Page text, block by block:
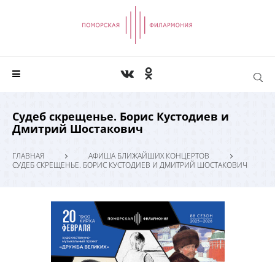
Судеб скрещенье. Борис Кустодиев и
Дмитрий Шостакович
ГЛАВНАЯ
АФИША БЛИЖАЙШИХ КОНЦЕРТОВ
СУДЕБ СКРЕЩЕНЬЕ. БОРИС КУСТОДИЕВ И ДМИТРИЙ ШОСТАКОВИЧ